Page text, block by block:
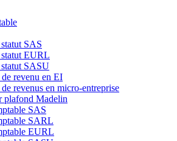
SAS
EURL
SASU
revenu en EI
revenus en micro-entreprise
plafond Madelin
SAS
SARL
EURL